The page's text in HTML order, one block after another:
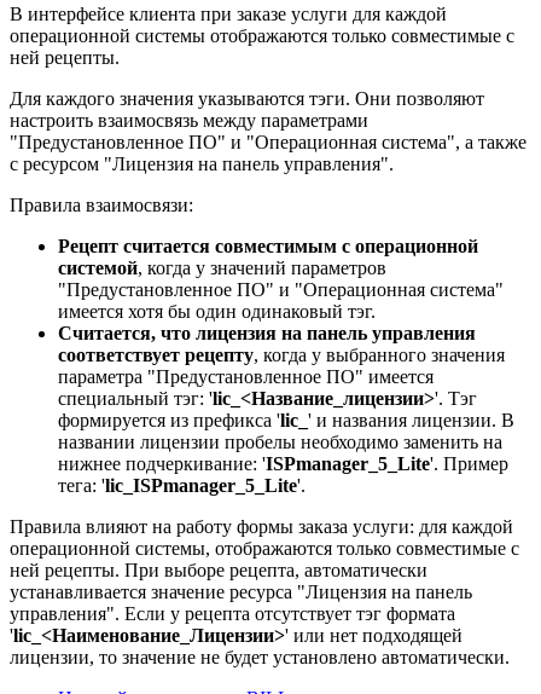
В интерфейсе клиента при заказе услуги для каждой
операционной системы отображаются только совместимые с
ней рецепты.
Для каждого значения указываются тэги. Они позволяют
настроить взаимосвязь между параметрами
"Предустановленное ПО" и "Операционная система", а также
с ресурсом "Лицензия на панель управления".
Правила взаимосвязи:
Рецепт считается совместимым с операционной
системой, когда у значений параметров
"Предустановленное ПО" и "Операционная система"
имеется хотя бы один одинаковый тэг.
Считается, что лицензия на панель управления
соответствует рецепту, когда у выбранного значения
параметра "Предустановленное ПО" имеется
специальный тэг: 'lic_<Название_лицензии>'. Тэг
формируется из префикса 'lic_ ' и названия лицензии. В
названии лицензии пробелы необходимо заменить на
нижнее подчеркивание: 'ISPmanager_5_Lite'. Пример
тега: 'lic_ISPmanager_5_Lite'.
Правила влияют на работу формы заказа услуги: для каждой
операционной системы, отображаются только совместимые с
ней рецепты. При выборе рецепта, автоматически
устанавливается значение ресурса "Лицензия на панель
управления". Если у рецепта отсутствует тэг формата
'lic_<Наименование_Лицензии>' или нет подходящей
лицензии, то значение не будет установлено автоматически.